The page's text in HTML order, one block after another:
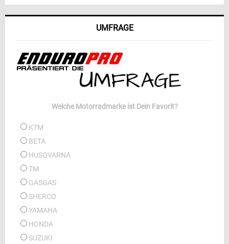
UMFRAGE
Welche Motorradmarke ist Dein Favorit?
KTM
BETA
HUSQVARNA
TM
GASGAS
SHERCO
YAMAHA
HONDA
SUZUKI